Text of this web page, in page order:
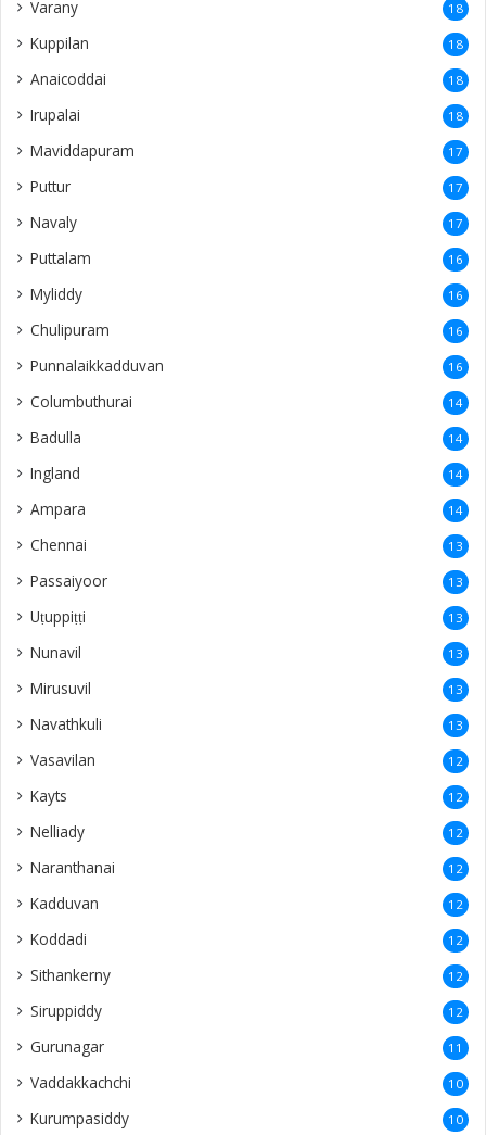
Varany 18
Kuppilan 18
Anaicoddai 18
Irupalai 18
Maviddapuram 17
Puttur 17
Navaly 17
Puttalam 16
Myliddy 16
Chulipuram 16
Punnalaikkadduvan 16
Columbuthurai 14
Badulla 14
Ingland 14
Ampara 14
Chennai 13
Passaiyoor 13
Uṭuppiṭṭi 13
Nunavil 13
Mirusuvil 13
Navathkuli 13
Vasavilan 12
Kayts 12
Nelliady 12
Naranthanai 12
Kadduvan 12
Koddadi 12
Sithankerny 12
Siruppiddy 12
Gurunagar 11
Vaddakkachchi 10
Kurumpasiddy 10